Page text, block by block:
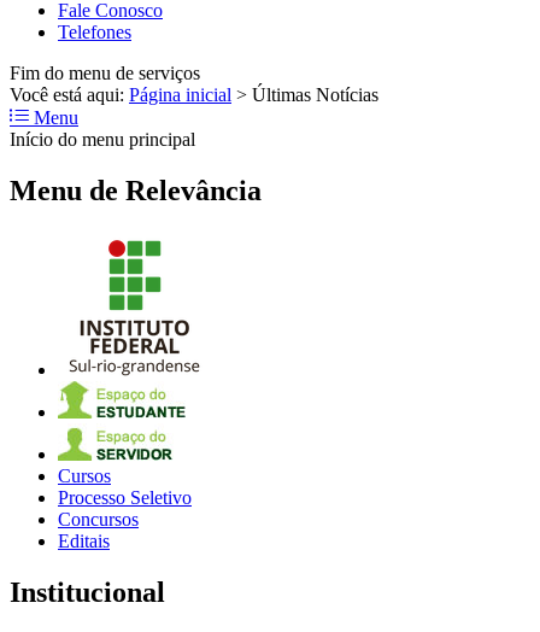
Fale Conosco
Telefones
Fim do menu de serviços
Você está aqui: Página inicial > Últimas Notícias
Menu
Início do menu principal
Menu de Relevância
Cursos
Processo Seletivo
Concursos
Editais
Institucional